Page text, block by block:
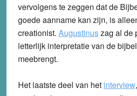
vervolgens te zeggen dat de
goede aanname kan zijn, is
creationist. Augustinuszag al de
letterlijk interpretatie van de
meebrengt.
Het laatste deel van het interview